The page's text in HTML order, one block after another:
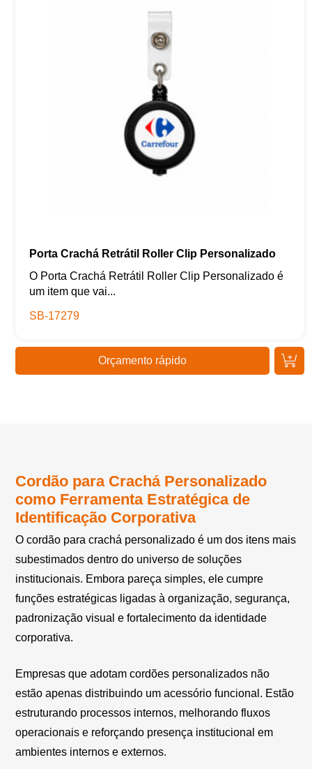
Porta Crachá Retrátil Roller Clip Personalizado
O Porta Crachá Retrátil Roller Clip Personalizado é
um item que vai...
SB-17279
Orçamento rápido
Cordão para Crachá Personalizado
como Ferramenta Estratégica de
Identificação Corporativa
O cordão para crachá personalizado é um dos itens mais
subestimados dentro do universo de soluções
institucionais. Embora pareça simples, ele cumpre
funções estratégicas ligadas à organização, segurança,
padronização visual e fortalecimento da identidade
corporativa.
Empresas que adotam cordões personalizados não
estão apenas distribuindo um acessório funcional. Estão
estruturando processos internos, melhorando fluxos
operacionais e reforçando presença institucional em
ambientes internos e externos.